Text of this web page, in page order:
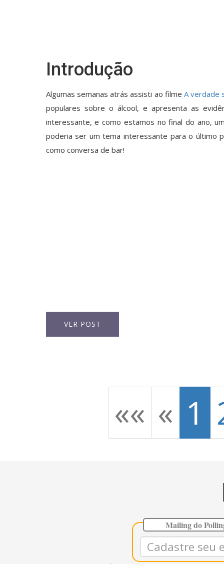
Introdução
Algumas semanas atrás assisti ao filme A verdade
populares sobre o álcool, e apresenta as
interessante, e como estamos no final do ano,
poderia ser um tema interessante para o último
como conversa de bar!
VER POST
«« « 1
Mailing do